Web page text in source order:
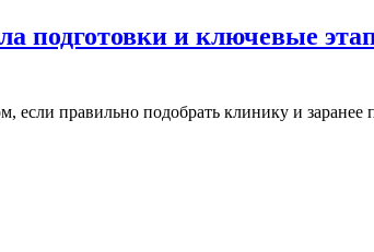
подготовки и ключевые
правильно подобрать клинику и